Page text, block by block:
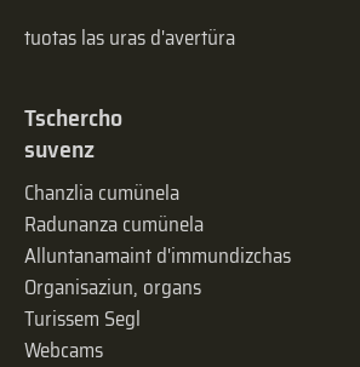
tuotas las uras d'avertüra
Tschercho
suvenz
Chanzlia cumünela
Radunanza cumünela
Alluntanamaint d'immundizchas
Organisaziun, organs
Turissem Segl
Webcams